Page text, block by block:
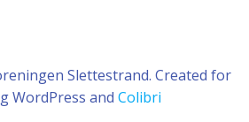
Slettestrand. Created for
WordPress and Colibri